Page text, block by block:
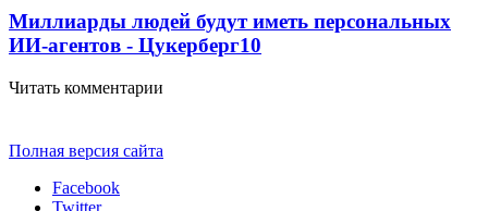
Миллиарды людей будут иметь персональных
ИИ-агентов - Цукерберг10
Читать комментарии
Полная версия сайта
Facebook
Twitter